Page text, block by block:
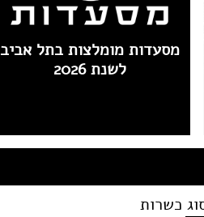
מסעדות מומלצות בתל אביב
לשנת 2026
כשרות